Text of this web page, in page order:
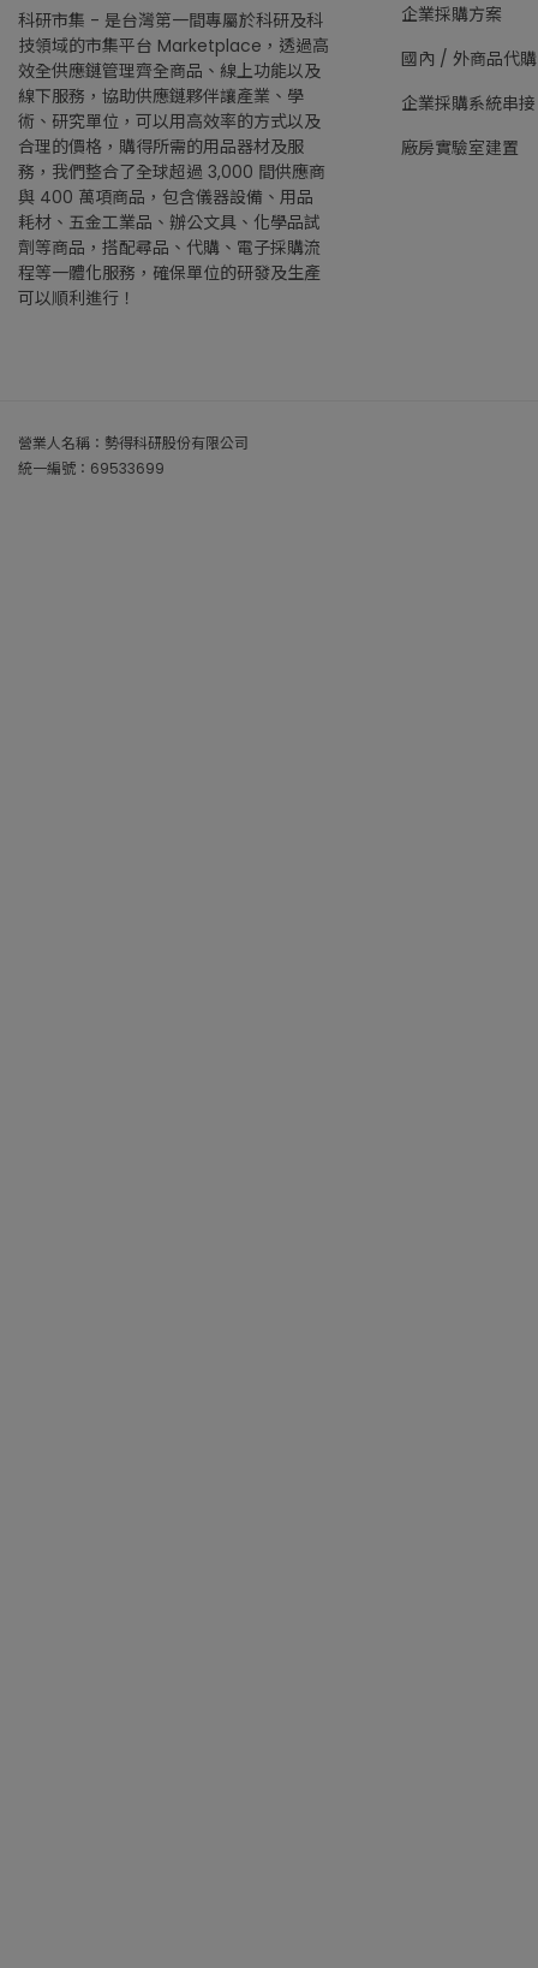
科研市集 - 是台灣第一間專屬於科研及科
技領域的市集平台 Marketplace，透過高
效全供應鏈管理齊全商品、線上功能以及
線下服務，協助供應鏈夥伴讓產業、學
術、研究單位，可以用高效率的方式以及
合理的價格，購得所需的用品器材及服
務，我們整合了全球超過 3,000 間供應商
與 400 萬項商品，包含儀器設備、用品
耗材、五金工業品、辦公文具、化學品試
劑等商品，搭配尋品、代購、電子採購流
程等一體化服務，確保單位的研發及生產
可以順利進行！
企業採購方案
國內 / 外商品代購
企業採購系統串接
廠房實驗室建置
營業人名稱：勢得科研股份有限公司
統一編號：69533699